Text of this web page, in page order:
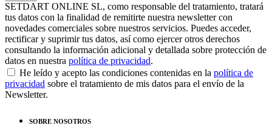
SETDART ONLINE SL, como responsable del tratamiento, tratará
tus datos con la finalidad de remitirte nuestra newsletter con
novedades comerciales sobre nuestros servicios. Puedes acceder,
rectificar y suprimir tus datos, así como ejercer otros derechos
consultando la información adicional y detallada sobre protección de
datos en nuestra política de privacidad.
He leído y acepto las condiciones contenidas en la política de
privacidad sobre el tratamiento de mis datos para el envío de la
Newsletter.
SOBRE NOSOTROS